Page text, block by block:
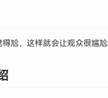
尬，这样就会让观众很尴尬